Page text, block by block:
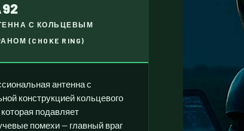
С КОЛЬЦЕВЫМ
(CHOKE RING)
антенна с
конструкцией кольцевого
подавляет
помехи — главный враг